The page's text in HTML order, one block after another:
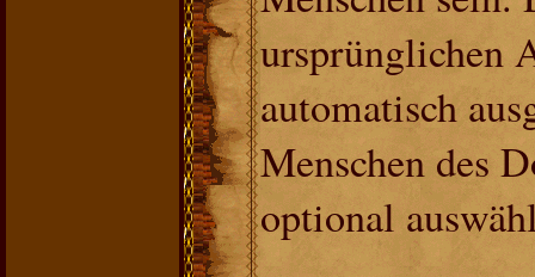
ursprünglichen
automatisch
Menschen des
optional